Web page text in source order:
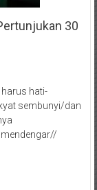
30
hati-
sembunyi/dan